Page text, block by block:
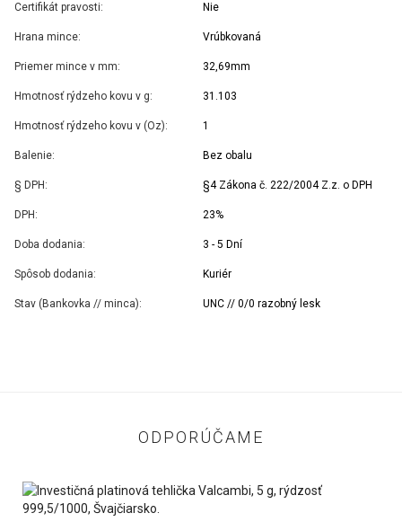
Certifikát pravosti: Nie
Hrana mince: Vrúbkovaná
Priemer mince v mm: 32,69mm
Hmotnosť rýdzeho kovu v g: 31.103
Hmotnosť rýdzeho kovu v (Oz): 1
Balenie: Bez obalu
§ DPH: §4 Zákona č. 222/2004 Z.z. o DPH
DPH: 23%
Doba dodania: 3 - 5 Dní
Spôsob dodania: Kuriér
Stav (Bankovka // minca): UNC // 0/0 razobný lesk
ODPORÚČAME